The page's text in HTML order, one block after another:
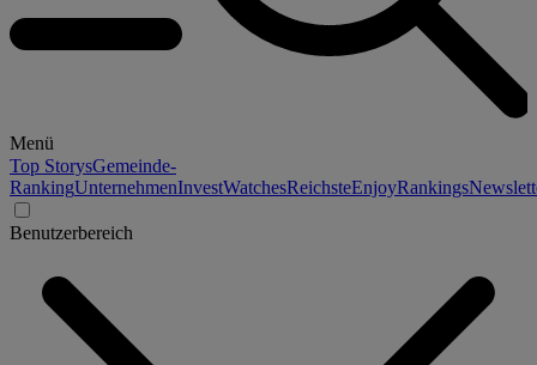
Menü
Top StorysGemeinde-
RankingUnternehmenInvestWatchesReichsteEnjoyRankings
Benutzerbereich